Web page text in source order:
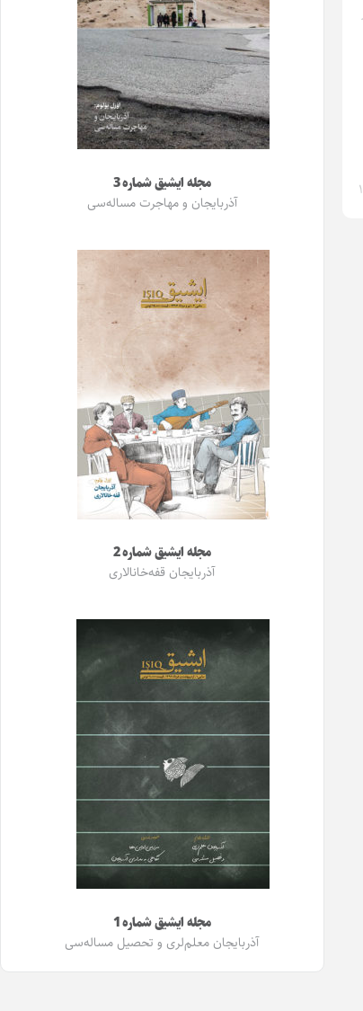
مجله ایشیق شماره 3
آذربایجان و مهاجرت مساله‌سی
مجله ایشیق شماره 2
آذربایجان قفه‌خانالاری
مجله ایشیق شماره 1
آذربایجان معلم‌لری و تحصیل مساله‌سی